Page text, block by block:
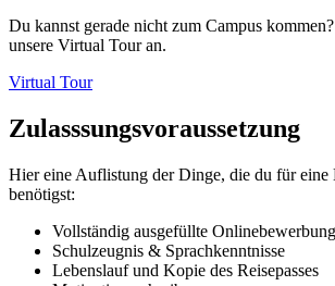
Du kannst gerade nicht zum Campus
unsere Virtual Tour an.
Virtual Tour
Zulasssungs­voraussetzung
Hier eine Auflistung der Dinge, die du für eine
benötigst:
Vollständig ausgefüllte Onlinebewerbung
Schulzeugnis & Sprachkenntnisse
Lebenslauf und Kopie des Reisepasses